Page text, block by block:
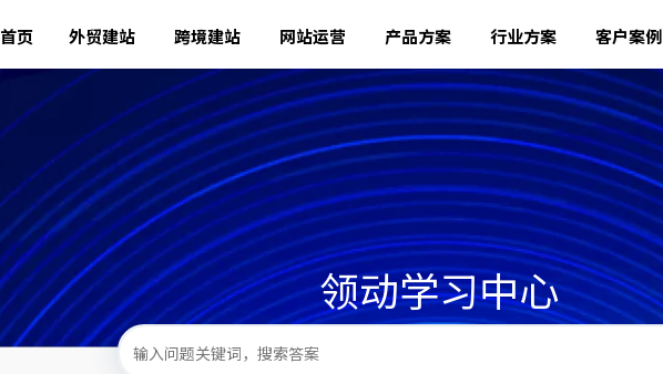
首页 外贸建站 跨境建站 网站运营 产品方案 行业方案 客户案例
领动学习中心